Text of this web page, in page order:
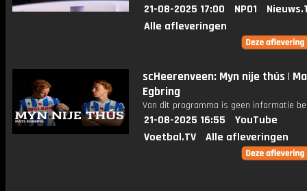
21-08-2025 17:00 NPO1
Alle afleveringen
scHeerenveen: Myn nije thús |
Egbring
Van dit programma is geen informatie
21-08-2025 16:55
YouTube
Voetbal.TV
Alle afleveringen